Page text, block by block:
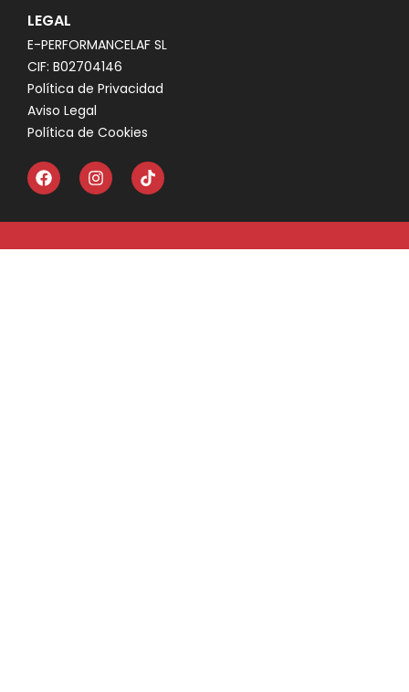
LEGAL
E-PERFORMANCELAF SL
CIF: B02704146
Política de Privacidad
Aviso Legal
Política de Cookies